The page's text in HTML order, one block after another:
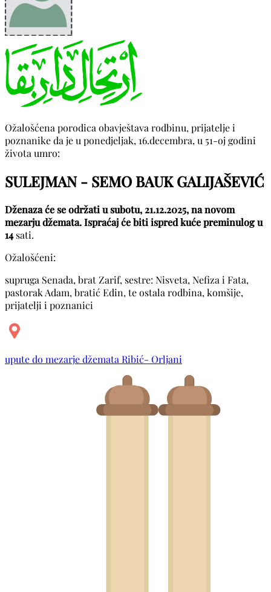
Ožalošćena porodica obavještava rodbinu, prijatelje i
poznanike da je u ponedjeljak, 16.decembra, u 51-oj godini
života umro:
SULEJMAN - SEMO BAUK GALIJAŠEVIĆ
Dženaza će se održati u subotu, 21.12.2025, na novom
mezarju džemata. Ispraćaj će biti ispred kuće preminulog u
14sati.
Ožalošćeni:
supruga Senada, brat Zarif, sestre: Nisveta, Nefiza i Fata,
pastorak Adam, bratić Edin, te ostala rodbina, komšije,
prijatelji i poznanici
upute do mezarje džemata Ribić- Orljani